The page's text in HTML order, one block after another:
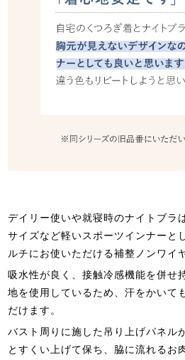
デイリー使いや就寝時のナイトブラ
サイズなど軽いスポーツインナーと
ルチにお使いただける補整ノンワイ
吸水性が良く、接触冷感機能を併せ
地を使用しているため、汗をかいて
だけます。
バスト周りに施した吊り上げパネル
とすくい上げて保ち、脇に流れるお